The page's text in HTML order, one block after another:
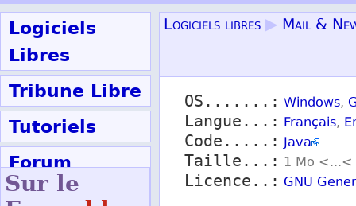
Logiciels
Libres
Tribune Libre
Tutoriels
Forum
Participer
Logiciels libres ▶ Mail &
OS.......: Windows,
Langue...: Français,
Code.....: Java
Taille...: 1 Mo <...<
Licence..: GNU
Sur le